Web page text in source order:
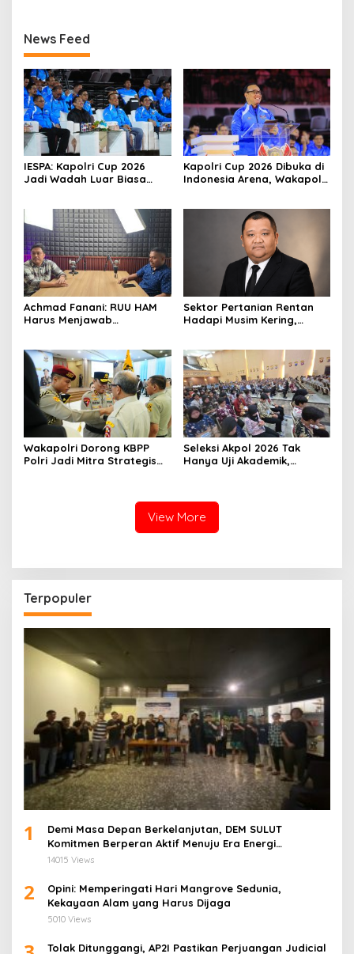
News Feed
IESPA: Kapolri Cup 2026
Jadi Wadah Luar Biasa
Kapolri Cup 2026 Dibuka di
Indonesia Arena, Wakapolri
Achmad Fanani: RUU HAM
Harus Menjawab
Sektor Pertanian Rentan
Hadapi Musim Kering,
Wakapolri Dorong KBPP
Polri Jadi Mitra Strategis
Seleksi Akpol 2026 Tak
Hanya Uji Akademik,
View More
Terpopuler
1
Demi Masa Depan Berkelanjutan, DEM SULUT
Komitmen Berperan Aktif Menuju Era Energi
Terbarukan di Sulawesi Utara
14015 Views
2
Opini: Memperingati Hari Mangrove Sedunia,
Kekayaan Alam yang Harus Dijaga
5010 Views
Tolak Ditunggangi, AP2I Pastikan Perjuangan Judicial